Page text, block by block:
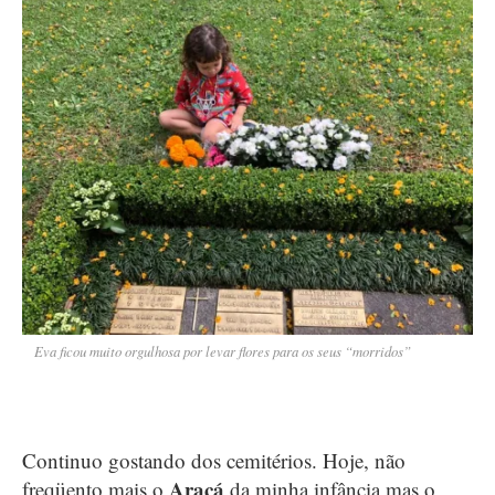
Eva ficou muito orgulhosa por levar flores para os seus “morridos”
Continuo gostando dos cemitérios. Hoje, não
freqüento mais o
da minha infância mas o